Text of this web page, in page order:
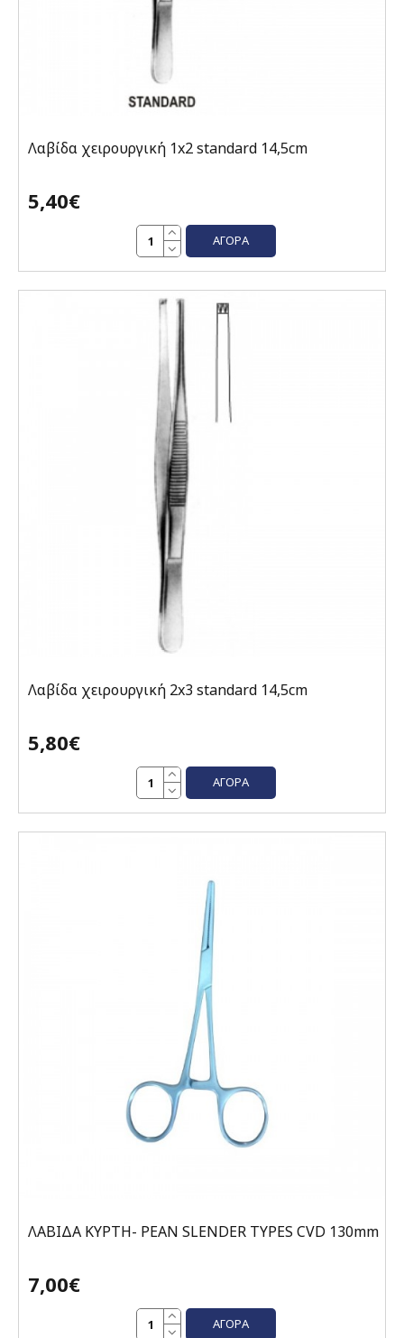
Λαβίδα χειρουργική 1x2 standard 14,5cm
5,40€
ΑΓΟΡΆ
Λαβίδα χειρουργική 2x3 standard 14,5cm
5,80€
ΑΓΟΡΆ
ΛΑΒΙΔΑ ΚΥΡΤΗ- PEAN SLENDER TYPES CVD 130mm
7,00€
ΑΓΟΡΆ